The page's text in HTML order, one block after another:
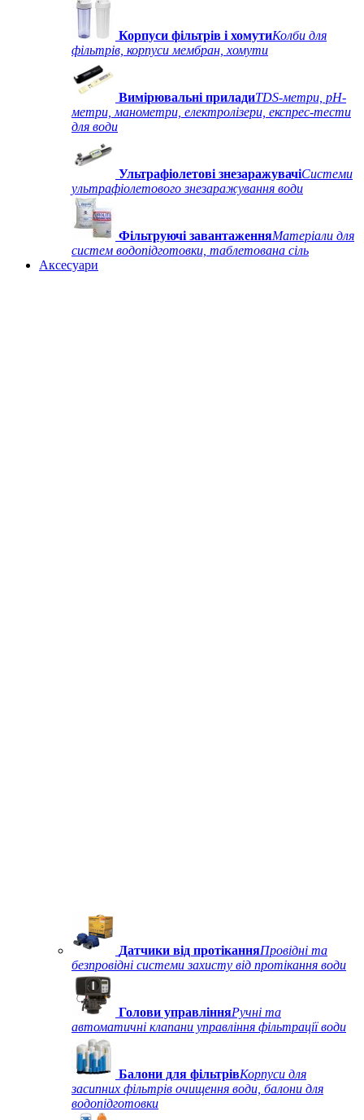
Корпуси фільтрів і хомутиКолби для
фільтрів, корпуси мембран, хомути
Вимірювальні приладиTDS-метри, рН-
метри, манометри, електролізери, експрес-тести
для води
Ультрафіолетові знезаражувачіСистеми
ультрафіолетового знезаражування води
Фільтруючі завантаженняМатеріали для
систем водопідготовки, таблетована сіль
Аксесуари
Датчики від протіканняПровідні та
безпровідні системи захисту від протікання води
Голови управлінняРучні та
автоматичні клапани управління фільтрації води
Балони для фільтрівКорпуси для
засипних фільтрів очищення води, балони для
водопідготовки